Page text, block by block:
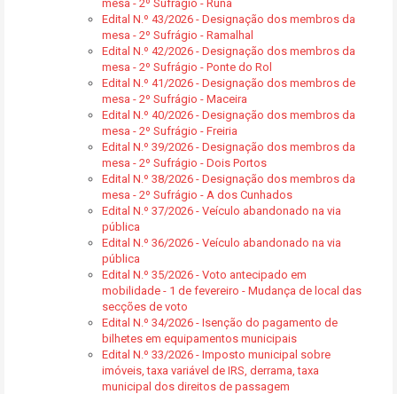
mesa - 2º Sufrágio - Runa
Edital N.º 43/2026 - Designação dos membros da
mesa - 2º Sufrágio - Ramalhal
Edital N.º 42/2026 - Designação dos membros da
mesa - 2º Sufrágio - Ponte do Rol
Edital N.º 41/2026 - Designação dos membros de
mesa - 2º Sufrágio - Maceira
Edital N.º 40/2026 - Designação dos membros da
mesa - 2º Sufrágio - Freiria
Edital N.º 39/2026 - Designação dos membros da
mesa - 2º Sufrágio - Dois Portos
Edital N.º 38/2026 - Designação dos membros da
mesa - 2º Sufrágio - A dos Cunhados
Edital N.º 37/2026 - Veículo abandonado na via
pública
Edital N.º 36/2026 - Veículo abandonado na via
pública
Edital N.º 35/2026 - Voto antecipado em
mobilidade - 1 de fevereiro - Mudança de local das
secções de voto
Edital N.º 34/2026 - Isenção do pagamento de
bilhetes em equipamentos municipais
Edital N.º 33/2026 - Imposto municipal sobre
imóveis, taxa variável de IRS, derrama, taxa
municipal dos direitos de passagem